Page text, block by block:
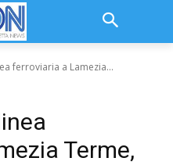
ferroviaria a Lamezia...
Terme,